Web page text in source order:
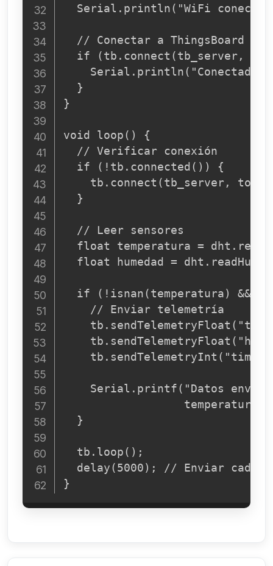
Serial.println("WiFi
  // Conectar a ThingsBoard
if (tb.connect(tb_server,
Serial.println("Conectado
  }
}
void loop() {
  // Verificar conexión
  if (!tb.connected()) {
tb.connect(tb_server,
  }
  // Leer sensores
float temperatura =
float humedad =
if (!isnan(temperatura) &&
    // Enviar telemetría
Serial.printf("Datos
temperatura,
  }
  tb.loop();
delay(5000); // Enviar cada
}